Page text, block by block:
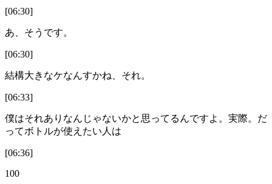
[06:30]
あ、そうです。
[06:30]
結構大きなケなんすかね、それ。
[06:33]
僕はそれありなんじゃないかと思ってるんですよ。実際。だ
ってボトルが使えたい人は
[06:36]
100